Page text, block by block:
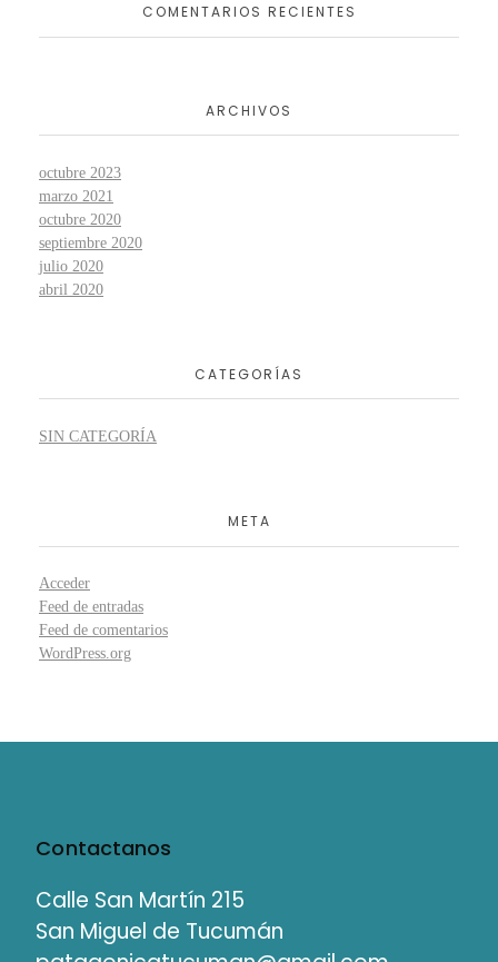
COMENTARIOS RECIENTES
ARCHIVOS
octubre 2023
marzo 2021
octubre 2020
septiembre 2020
julio 2020
abril 2020
CATEGORÍAS
SIN CATEGORÍA
META
Acceder
Feed de entradas
Feed de comentarios
WordPress.org
Contactanos
Calle San Martín 215
San Miguel de Tucumán